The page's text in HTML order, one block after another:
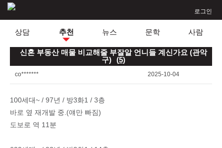
로그인
상담 추천 뉴스 문학 사람
신혼 부동산 매물 비교해줄 부잘알 언니들 계신가요 (관악
구)
(5)
co******* 2025-10-04
100세대~ / 97년 / 방3화1 / 3층
바로 옆 재개발 중.(얘만 빠짐)
도보로 역 11분